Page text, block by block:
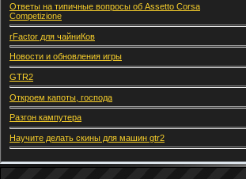
Ответы на типичные вопросы об Assetto Corsa
Competizione
rFactor для чайниКов
Новости и обновления игры
GTR2
Откроем капоты, господа
Разгон кампутера
Научите делать скины для машин gtr2